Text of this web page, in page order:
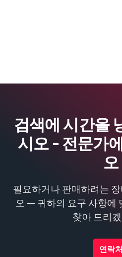
검색에 시간을
시오 - 전문가
오
필요하거나 판매하려는
오 — 귀하의 요구 사항에
찾아 드리
연락처